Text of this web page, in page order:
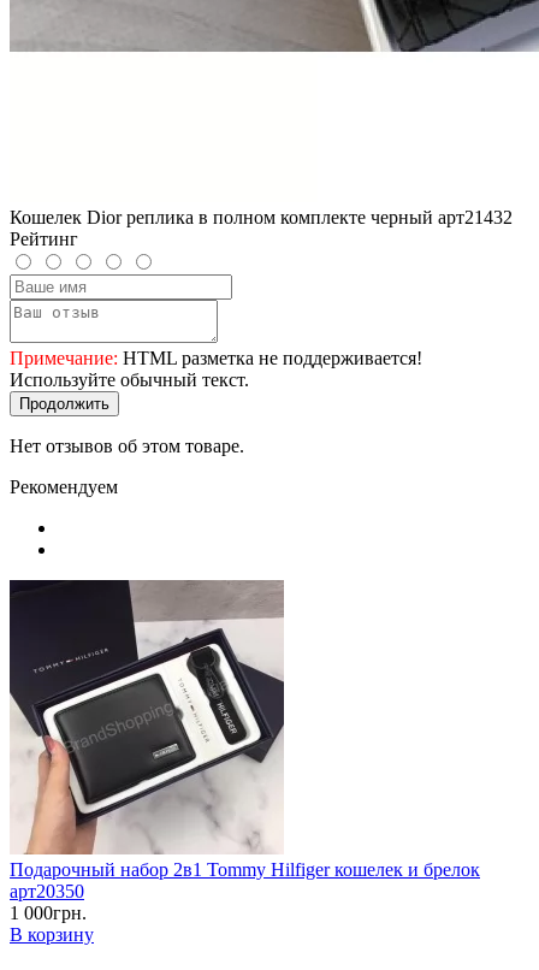
Кошелек Dior реплика в полном комплекте черный арт21432
Рейтинг
Примечание: HTML разметка не поддерживается!
Используйте обычный текст.
Продолжить
Нет отзывов об этом товаре.
Рекомендуем
Подарочный набор 2в1 Tommy Hilfiger кошелек и брелок
арт20350
1 000грн.
В корзину